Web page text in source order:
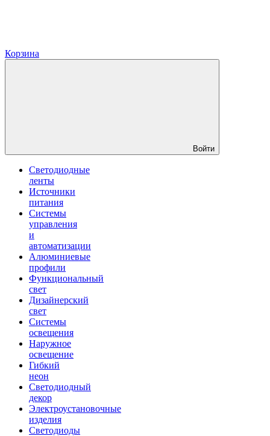
Корзина
Войти
Светодиодные
ленты
Источники
питания
Системы
управления
и
автоматизации
Алюминиевые
профили
Функциональный
свет
Дизайнерский
свет
Системы
освещения
Наружное
освещение
Гибкий
неон
Светодиодный
декор
Электроустановочные
изделия
Светодиоды